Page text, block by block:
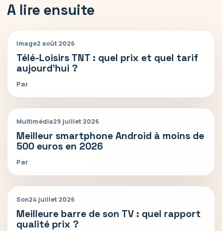
A lire ensuite
Image2 août 2026
Télé-Loisirs TNT : quel prix et quel tarif
aujourd’hui ?
Par
Multimédia29 juillet 2026
Meilleur smartphone Android à moins de
500 euros en 2026
Par
Son24 juillet 2026
Meilleure barre de son TV : quel rapport
qualité prix ?